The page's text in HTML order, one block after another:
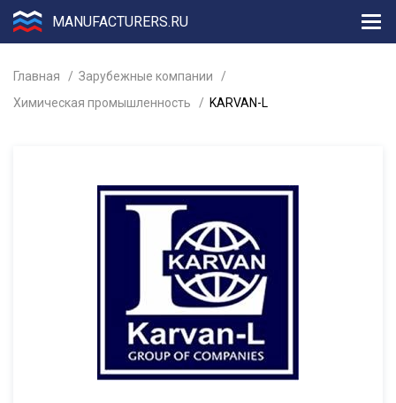
MANUFACTURERS.RU
Главная
Зарубежные компании
Химическая промышленность
KARVAN-L